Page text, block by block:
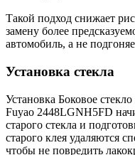
Такой подход снижает
замену более
автомобиль, а не
Установка стекла
Установка Боковое
Fuyao 2448LGNH5FD
старого стекла и
старого клея удаляются
чтобы не повредить